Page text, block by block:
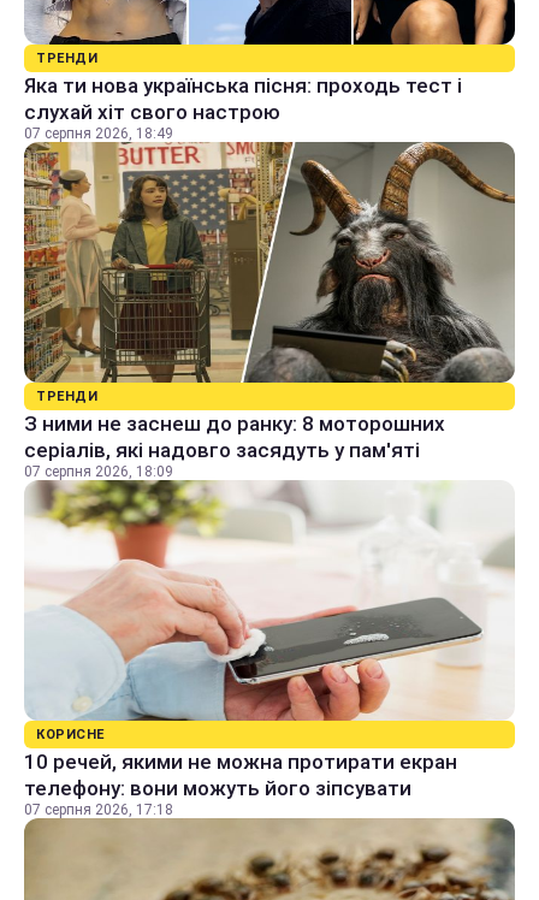
ТРЕНДИ
Яка ти нова українська пісня: проходь тест і
слухай хіт свого настрою
07 серпня 2026, 18:49
ТРЕНДИ
З ними не заснеш до ранку: 8 моторошних
серіалів, які надовго засядуть у пам'яті
07 серпня 2026, 18:09
КОРИСНЕ
10 речей, якими не можна протирати екран
телефону: вони можуть його зіпсувати
07 серпня 2026, 17:18